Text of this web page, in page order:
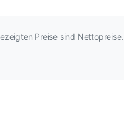
Preise sind Nettopreise.